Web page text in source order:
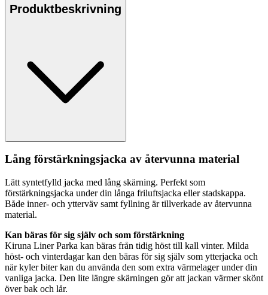
Produktbeskrivning
Lång förstärkningsjacka av återvunna material
Lätt syntetfylld jacka med lång skärning. Perfekt som
förstärkningsjacka under din långa friluftsjacka eller stadskappa.
Både inner- och ytterväv samt fyllning är tillverkade av återvunna
material.
Kan bäras för sig själv och som förstärkning
Kiruna LinerParka kan bäras från tidig höst till kall vinter. Milda
höst- och vinterdagar kan den bäras för sig själv som ytterjacka och
när kyler biter kan du använda den som extra värmelager under din
vanliga jacka. Den lite längre skärningen gör att jackan värmer skönt
över bak och lår.